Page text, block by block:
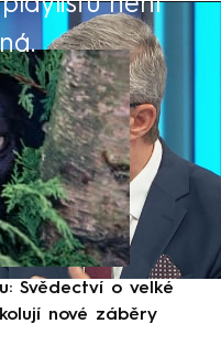
Svědectví o velké
nové záběry